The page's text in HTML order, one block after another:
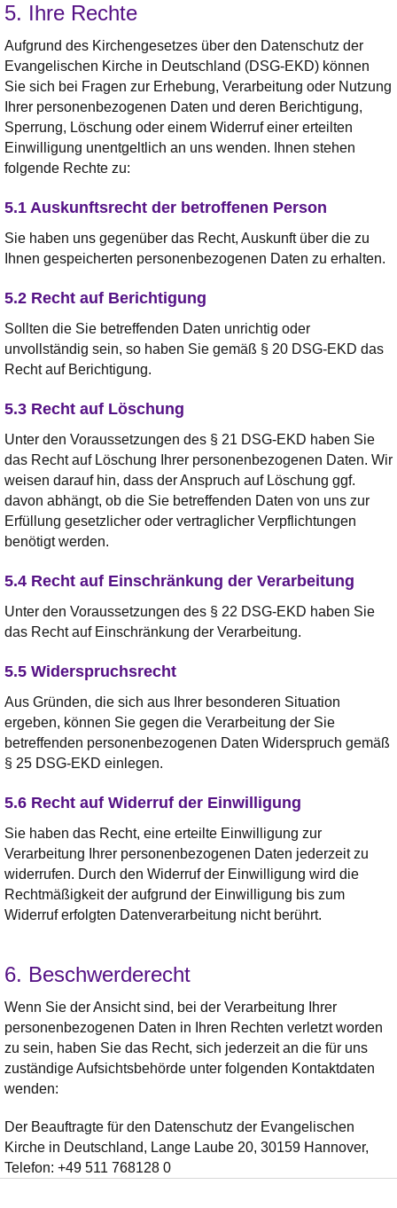
5. Ihre Rechte
Aufgrund des Kirchengesetzes über den Datenschutz der
Evangelischen Kirche in Deutschland (DSG-EKD) können
Sie sich bei Fragen zur Erhebung, Verarbeitung oder Nutzung
Ihrer personenbezogenen Daten und deren Berichtigung,
Sperrung, Löschung oder einem Widerruf einer erteilten
Einwilligung unentgeltlich an uns wenden. Ihnen stehen
folgende Rechte zu:
5.1 Auskunftsrecht der betroffenen Person
Sie haben uns gegenüber das Recht, Auskunft über die zu
Ihnen gespeicherten personenbezogenen Daten zu erhalten.
5.2 Recht auf Berichtigung
Sollten die Sie betreffenden Daten unrichtig oder
unvollständig sein, so haben Sie gemäß § 20 DSG-EKD das
Recht auf Berichtigung.
5.3 Recht auf Löschung
Unter den Voraussetzungen des § 21 DSG-EKD haben Sie
das Recht auf Löschung Ihrer personenbezogenen Daten. Wir
weisen darauf hin, dass der Anspruch auf Löschung ggf.
davon abhängt, ob die Sie betreffenden Daten von uns zur
Erfüllung gesetzlicher oder vertraglicher Verpflichtungen
benötigt werden.
5.4 Recht auf Einschränkung der Verarbeitung
Unter den Voraussetzungen des § 22 DSG-EKD haben Sie
das Recht auf Einschränkung der Verarbeitung.
5.5 Widerspruchsrecht
Aus Gründen, die sich aus Ihrer besonderen Situation
ergeben, können Sie gegen die Verarbeitung der Sie
betreffenden personenbezogenen Daten Widerspruch gemäß
§ 25 DSG-EKD einlegen.
5.6 Recht auf Widerruf der Einwilligung
Sie haben das Recht, eine erteilte Einwilligung zur
Verarbeitung Ihrer personenbezogenen Daten jederzeit zu
widerrufen. Durch den Widerruf der Einwilligung wird die
Rechtmäßigkeit der aufgrund der Einwilligung bis zum
Widerruf erfolgten Datenverarbeitung nicht berührt.
6. Beschwerderecht
Wenn Sie der Ansicht sind, bei der Verarbeitung Ihrer
personenbezogenen Daten in Ihren Rechten verletzt worden
zu sein, haben Sie das Recht, sich jederzeit an die für uns
zuständige Aufsichtsbehörde unter folgenden Kontaktdaten
wenden:
Der Beauftragte für den Datenschutz der Evangelischen
Kirche in Deutschland, Lange Laube 20, 30159 Hannover,
Telefon: +49 511 768128 0